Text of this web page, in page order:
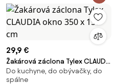
29,9 €
Žakárová záclona Tylex CLAUDIA
okno 350 x 150 cm
Do kuchyne, do obývačky, do
spálne